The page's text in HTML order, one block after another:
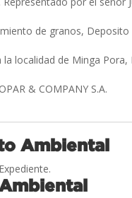
de granos,
la localidad de Minga
& COMPANY S.A.
Ambiental